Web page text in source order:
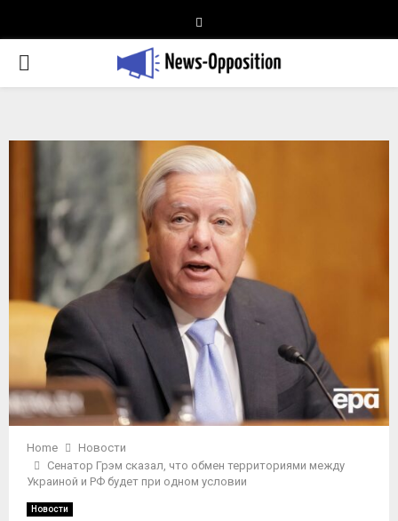
PRIMARY
Home
Новости
Сенатор Грэм сказал, что обмен территориями между
Украиной и РФ будет при одном условии
Новости